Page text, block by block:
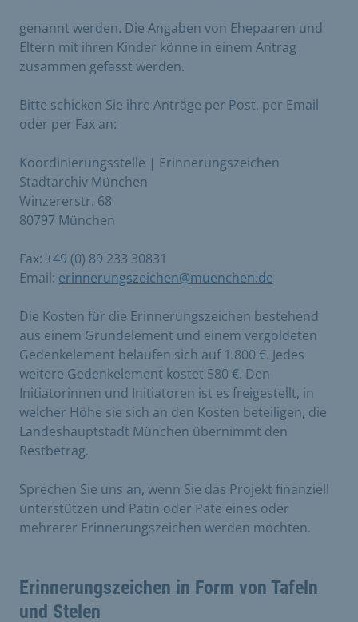
genannt werden. Die Angaben von Ehepaaren und
Eltern mit ihren Kinder könne in einem Antrag
zusammen gefasst werden.
Bitte schicken Sie ihre Anträge per Post, per Email
oder per Fax an:
Koordinierungsstelle | Erinnerungszeichen
Stadtarchiv München
Winzererstr. 68
80797 München
Fax: +49 (0) 89 233 30831
Email: erinnerungszeichen@muenchen.de
Die Kosten für die Erinnerungszeichen bestehend
aus einem Grundelement und einem vergoldeten
Gedenkelement belaufen sich auf 1.800 €. Jedes
weitere Gedenkelement kostet 580 €. Den
Initiatorinnen und Initiatoren ist es freigestellt, in
welcher Höhe sie sich an den Kosten beteiligen, die
Landeshauptstadt München übernimmt den
Restbetrag.
Sprechen Sie uns an, wenn Sie das Projekt finanziell
unterstützen und Patin oder Pate eines oder
mehrerer Erinnerungszeichen werden möchten.
Erinnerungszeichen in Form von Tafeln
und Stelen